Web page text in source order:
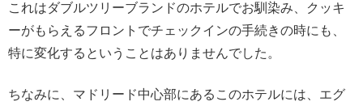
これはダブルツリーブランドのホテルでお馴染み、クッキ
ーがもらえるフロントでチェックインの手続きの時にも、
特に変化するということはありませんでした。
ちなみに、マドリード中心部にあるこのホテルには、エグ